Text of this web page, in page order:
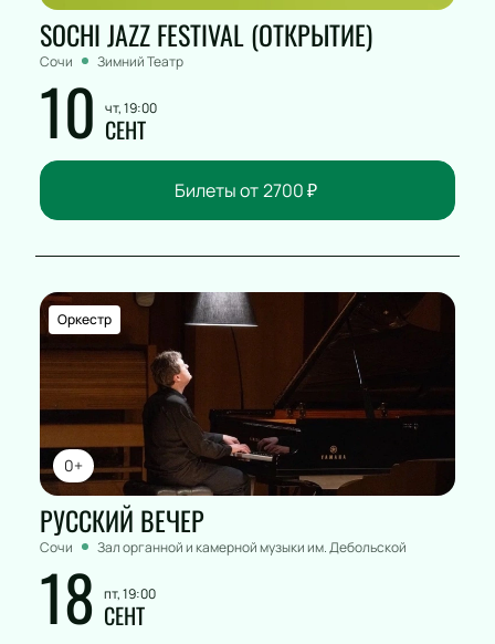
SOCHI JAZZ FESTIVAL (ОТКРЫТИЕ)
Сочи Зимний Театр
10 чт, 19:00
СЕНТ
Билеты от 2700₽
0+
Оркестр
РУССКИЙ ВЕЧЕР
Сочи Зал органной и камерной музыки им. Дебольской
18 пт, 19:00
СЕНТ